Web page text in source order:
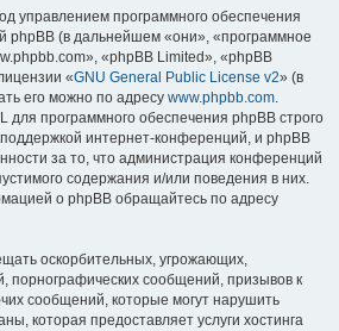
управлением программного обеспечения
phpBB (в дальнейшем «они», «программное
«phpBB Limited», «phpBB
«GNU General Public License v2» (в
его можно по адресу www.phpbb.com.
для программного обеспечения phpBB строго
интернет-конференций, и phpBB
за то, что администрация конференций
содержания и/или поведения в них.
о phpBB обращайтесь по адресу
оскорбительных, угрожающих,
порнографических сообщений, призывов к
сообщений, которые могут нарушить
которая предоставляет услуги хостинга